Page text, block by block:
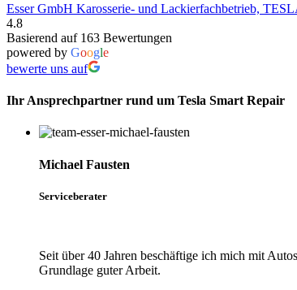
Esser GmbH Karosserie- und Lackierfachbetrieb,
4.8
Basierend auf 163 Bewertungen
powered by Google
bewerte uns auf
Ihr Ansprechpartner rund um Tesla Smart Repair
Michael Fausten
Serviceberater
Seit über 40 Jahren beschäftige ich mich mit
Grundlage guter Arbeit.